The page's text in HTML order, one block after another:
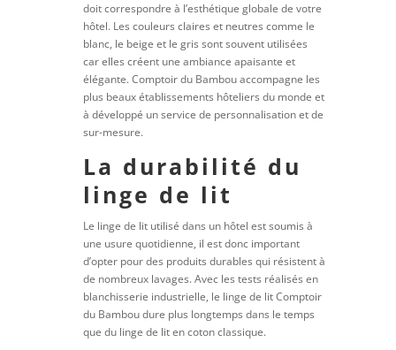
doit correspondre à l’esthétique globale de votre
hôtel. Les couleurs claires et neutres comme le
blanc, le beige et le gris sont souvent utilisées
car elles créent une ambiance apaisante et
élégante. Comptoir du Bambou accompagne les
plus beaux établissements hôteliers du monde et
à développé un service de personnalisation et de
sur-mesure.
La durabilité du
linge de lit
Le linge de lit utilisé dans un hôtel est soumis à
une usure quotidienne, il est donc important
d’opter pour des produits durables qui résistent à
de nombreux lavages. Avec les tests réalisés en
blanchisserie industrielle, le linge de lit Comptoir
du Bambou dure plus longtemps dans le temps
que du linge de lit en coton classique.